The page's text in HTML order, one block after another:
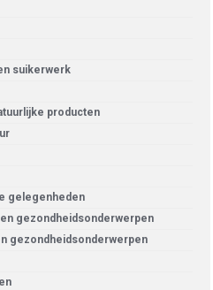
suikerwerk
producten
gelegenheden
gezondheidsonderwerpen
gezondheidsonderwerpen